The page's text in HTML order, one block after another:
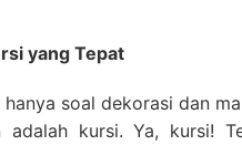
yang Tepat
soal dekorasi dan
kursi. Ya, kursi!